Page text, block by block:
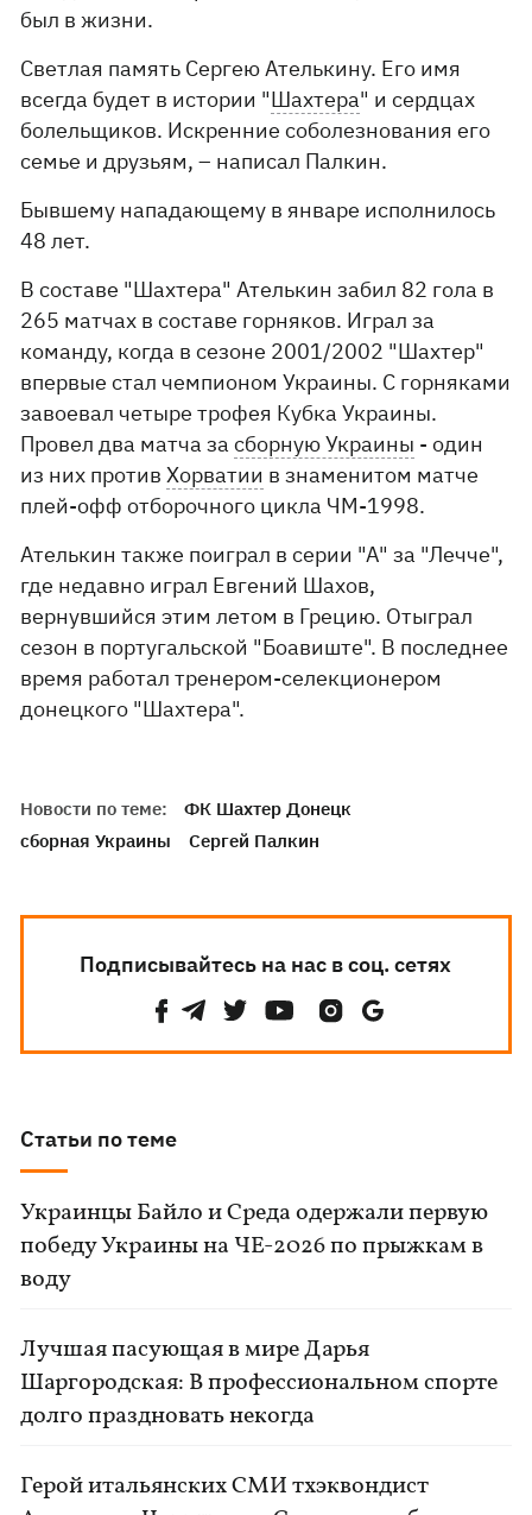
был в жизни.
Светлая память Сергею Ателькину. Его имя
всегда будет в истории "Шахтера" и сердцах
болельщиков. Искренние соболезнования его
семье и друзьям, – написал Палкин.
Бывшему нападающему в январе исполнилось
48 лет.
В составе "Шахтера" Ателькин забил 82 гола в
265 матчах в составе горняков. Играл за
команду, когда в сезоне 2001/2002 "Шахтер"
впервые стал чемпионом Украины. С горняками
завоевал четыре трофея Кубка Украины.
Провел два матча засборную Украины - один
из них противХорватии в знаменитом матче
плей-офф отборочного цикла ЧМ-1998.
Ателькин также поиграл в серии "А" за "Лечче",
где недавно играл Евгений Шахов,
вернувшийся этим летом в Грецию. Отыграл
сезон в португальской "Боавиште". В последнее
время работал тренером-селекционером
донецкого "Шахтера".
Новости по теме:
ФК Шахтер Донецк
сборная Украины
Сергей Палкин
Подписывайтесь на нас в соц. сетях
Статьи по теме
Украинцы Байло и Среда одержали первую
победу Украины на ЧЕ-2026 по прыжкам в
воду
Лучшая пасующая в мире Дарья
Шаргородская: В профессиональном спорте
долго праздновать некогда
Герой итальянских СМИ тхэквондист